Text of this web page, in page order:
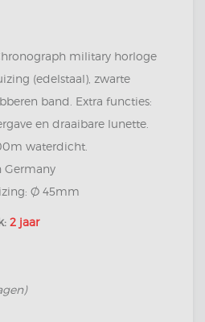
military horloge
(edelstaal), zwarte
band. Extra functies:
en draaibare lunette.
waterdicht.
Germany
Ø 45mm
2 jaar